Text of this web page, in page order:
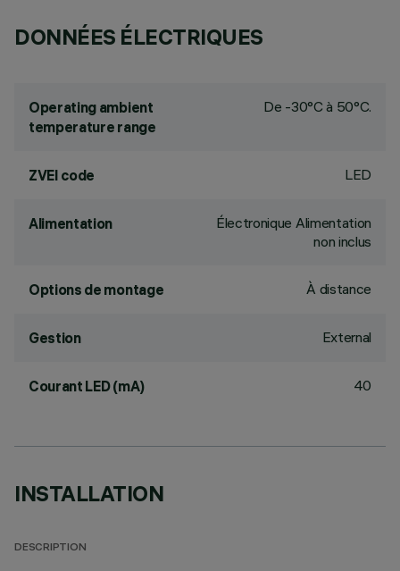
DONNÉES ÉLECTRIQUES
Operating ambient
temperature range
De -30°C à 50°C.
ZVEI code LED
Alimentation
Électronique Alimentation
non inclus
Options de montage À distance
Gestion External
Courant LED (mA) 40
INSTALLATION
DESCRIPTION